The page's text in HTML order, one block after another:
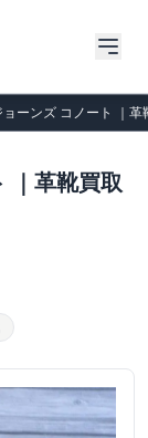
ョーンズ コノート ｜
｜革靴買取